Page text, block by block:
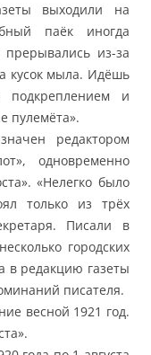
выходили на
паёк иногда
из-за
кусок мыла. Идёшь
и
пулемёта».
редактором
одновременно
«Нелегко было
только из трёх
Писали в
городских
в редакцию газеты
писателя.
весной 1921 год.